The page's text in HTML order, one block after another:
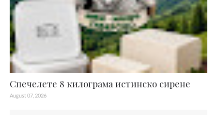
Спечелете 8 килограма истинско сирене
August 07, 2026